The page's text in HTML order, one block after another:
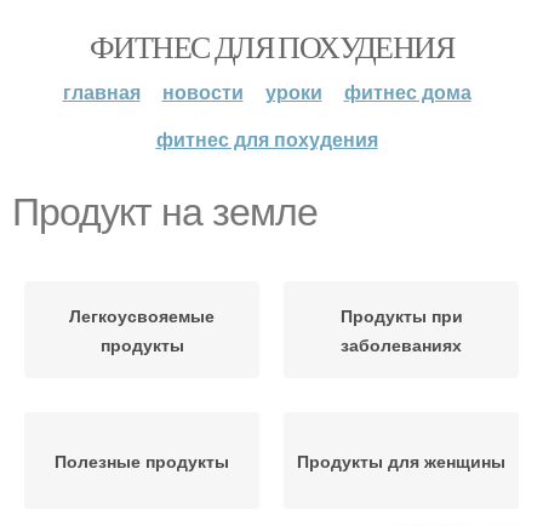
ФИТНЕС ДЛЯ ПОХУДЕНИЯ
главная новости уроки
фитнес дома
фитнес для похудения
Продукт на земле
Легкоусвояемые
продукты
Продукты при
заболеваниях
Полезные продукты Продукты для женщины